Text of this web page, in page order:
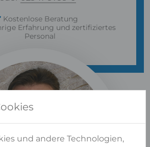
Kostenlose Beratung
Erfahrung und zertifiziertes
Personal
und andere Technologien,